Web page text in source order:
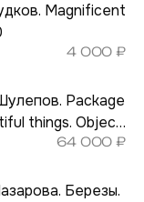
Magnificent
4 000₽
Package
things. Object
64 000₽
Березы.